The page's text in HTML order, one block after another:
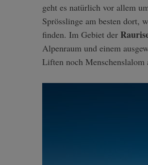
geht es natürlich vor allem
Sprösslinge am besten dort,
finden. Im Gebiet der
Alpenraum und einem
Liften noch Menschenslalom